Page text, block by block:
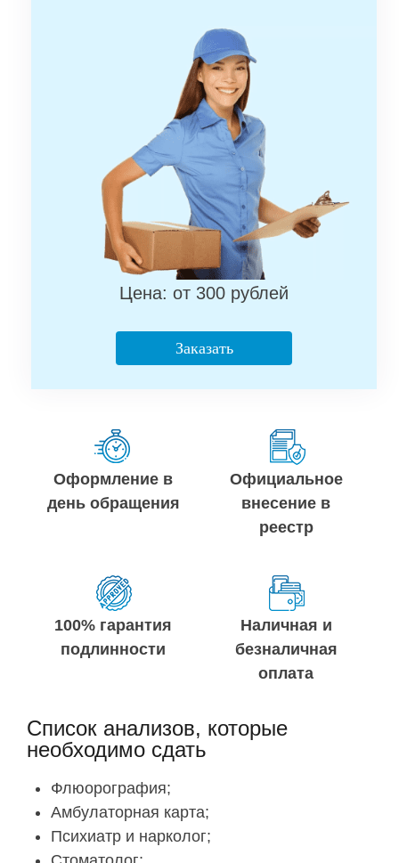
Цена: от 300 рублей
Заказать
Оформление в
день обращения
Официальное
внесение в
реестр
100% гарантия
подлинности
Наличная и
безналичная
оплата
Список анализов, которые
необходимо сдать
Флюорография;
Амбулаторная карта;
Психиатр и нарколог;